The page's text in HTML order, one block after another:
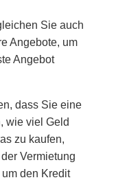
Sie auch
Angebote, um
Angebot
dass Sie eine
wie viel Geld
zu kaufen,
Vermietung
den Kredit